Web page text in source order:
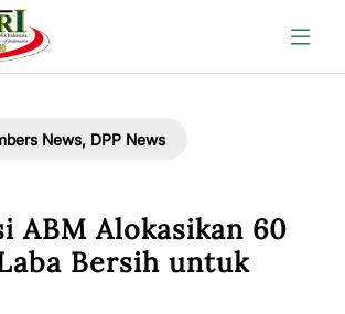
News, DPP News
ABM Alokasikan 60
Bersih untuk